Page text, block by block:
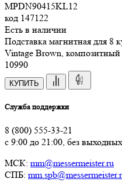
MPDN90415KL12
код 147122
Есть в наличии
Подставка магнитная для 8
Vintage Brown, композитный
10990
КУПИТЬ
Служба поддержки
8 (800) 555-33-21
с 9:00 до 21:00, без
МСК: mm@messermeister.ru
СПБ: